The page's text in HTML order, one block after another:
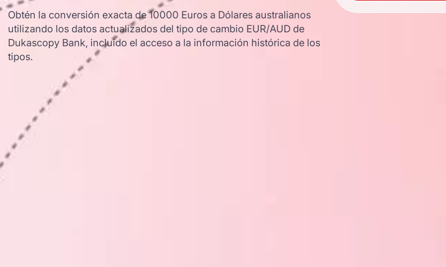
Obtén la conversión exacta de 10000 Euros a Dólares australianos
utilizando los datos actualizados del tipo de cambio EUR/AUD de
Dukascopy Bank, incluido el acceso a la información histórica de los
tipos.